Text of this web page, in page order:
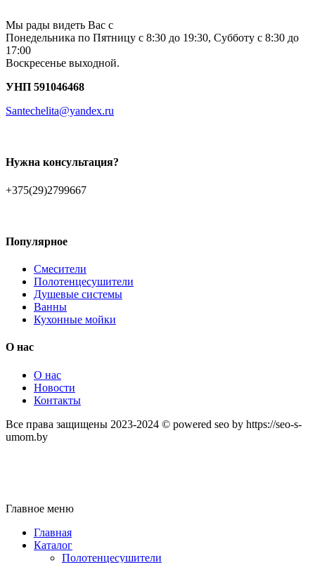
Мы рады видеть Вас с
Понедельника по Пятницу с 8:30 до 19:30, Субботу с 8:30 до
17:00
Воскресенье выходной.
УНП 591046468
Santechelita@yandex.ru
Нужна консультация?
+375(29)2799667
Популярное
Смесители
Полотенцесушители
Душевые системы
Ванны
Кухонные мойки
О нас
О нас
Новости
Контакты
Все права защищены 2023-2024 © powered seo by https://seo-s-
umom.by
Главное меню
Главная
Каталог
Полотенцесушители